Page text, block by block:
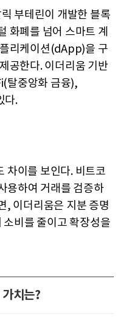
부테린이 개발한 블록
화폐를 넘어 스마트 계
리케이션(dApp)을 구
공한다. 이더리움 기반
탈중앙화 금융),
다.
차이를 보인다. 비트코
용하여 거래를 검증하
, 이더리움은 지분 증명
비를 줄이고 확장성을
치는?